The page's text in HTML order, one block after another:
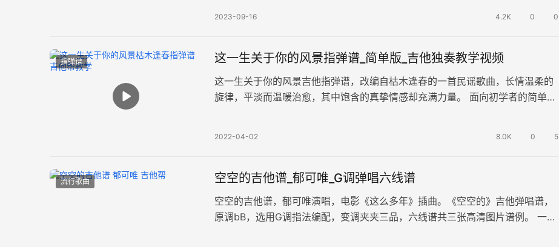
2023-09-16 4.2K 0 0
指弹谱 这一生关于你的风景指弹谱_简单版_吉他独奏教学视频
这一生关于你的风景吉他指弹谱，改编自枯木逢春的一首民谣歌曲，长情温柔的
旋律，平淡而温暖治愈，其中饱含的真挚情感却充满力量。 面向初学者的简单指
2022-04-02 8.0K 0 5
流行歌曲 空空的吉他谱_郁可唯_G调弹唱六线谱
空空的吉他谱，郁可唯演唱，电影《这么多年》插曲。《空空的》吉他弹唱谱，
原调bB，选用G调指法编配，变调夹夹三品，六线谱共三张高清图片谱例。 一对